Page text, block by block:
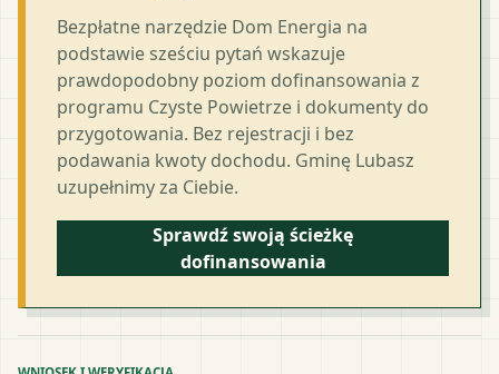
Bezpłatne narzędzie Dom Energia na
podstawie sześciu pytań wskazuje
prawdopodobny poziom dofinansowania z
programu Czyste Powietrze i dokumenty do
przygotowania. Bez rejestracji i bez
podawania kwoty dochodu. Gminę Lubasz
uzupełnimy za Ciebie.
Sprawdź swoją ścieżkę
dofinansowania